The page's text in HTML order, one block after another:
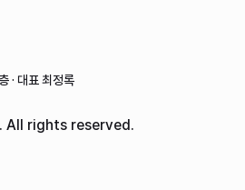
· 대표 최정록
All rights reserved.